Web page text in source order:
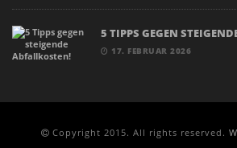
5 TIPPS GEGEN
17. FEBRUAR 2026
Copyright 2015. All rights reserved.